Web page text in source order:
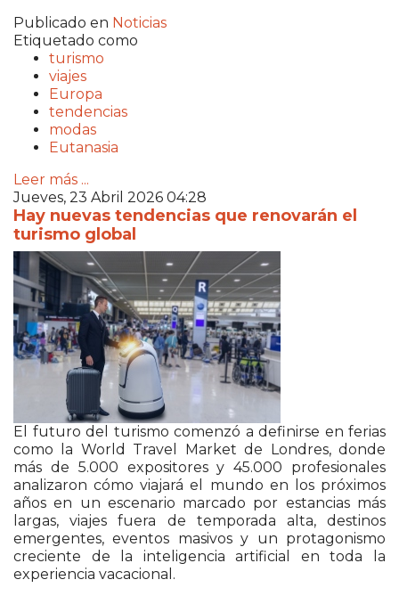
Publicado en Noticias
Etiquetado como
turismo
viajes
Europa
tendencias
modas
Eutanasia
Leer más ...
Jueves, 23 Abril 2026 04:28
Hay nuevas tendencias que renovarán el
turismo global
El futuro del turismo comenzó a definirse en ferias
como la World Travel Market de Londres, donde
más de 5.000 expositores y 45.000 profesionales
analizaron cómo viajará el mundo en los próximos
años en un escenario marcado por estancias más
largas, viajes fuera de temporada alta, destinos
emergentes, eventos masivos y un protagonismo
creciente de la inteligencia artificial en toda la
experiencia vacacional.